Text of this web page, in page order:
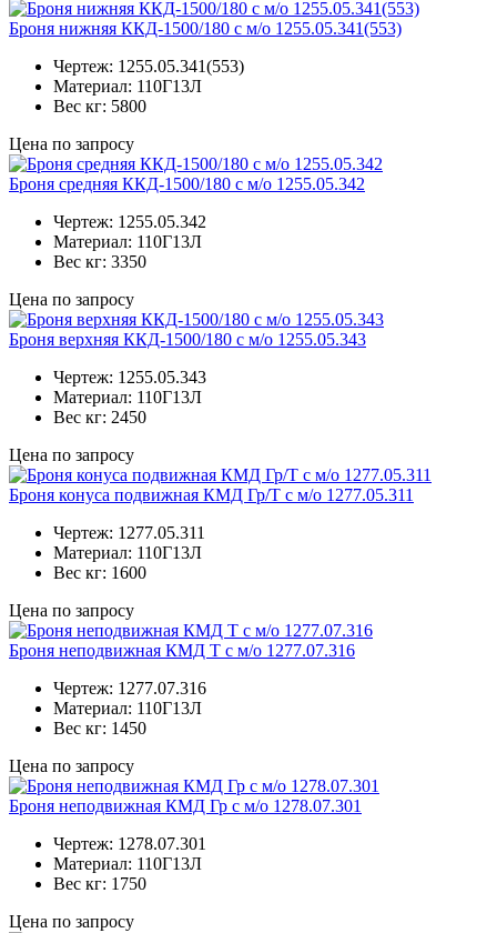
Броня нижняя ККД-1500/180 с м/о 1255.05.341(553)
Чертеж: 1255.05.341(553)
Материал: 110Г13Л
Вес кг: 5800
Цена по запросу
Броня средняя ККД-1500/180 с м/о 1255.05.342
Чертеж: 1255.05.342
Материал: 110Г13Л
Вес кг: 3350
Цена по запросу
Броня верхняя ККД-1500/180 с м/о 1255.05.343
Чертеж: 1255.05.343
Материал: 110Г13Л
Вес кг: 2450
Цена по запросу
Броня конуса подвижная КМД Гр/Т с м/о 1277.05.311
Чертеж: 1277.05.311
Материал: 110Г13Л
Вес кг: 1600
Цена по запросу
Броня неподвижная КМД Т с м/о 1277.07.316
Чертеж: 1277.07.316
Материал: 110Г13Л
Вес кг: 1450
Цена по запросу
Броня неподвижная КМД Гр с м/о 1278.07.301
Чертеж: 1278.07.301
Материал: 110Г13Л
Вес кг: 1750
Цена по запросу